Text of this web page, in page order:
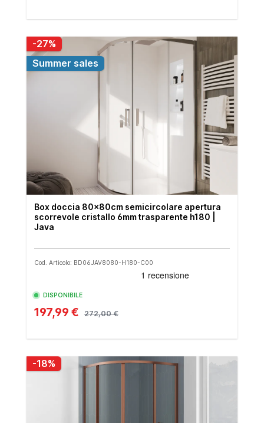
-27%
Summer sales
Box doccia 80x80cm semicircolare apertura
scorrevole cristallo 6mm trasparente h180 |
Java
Cod. Articolo: BD06JAV8080-H180-C00
DISPONIBILE
197,99 € 272,00 €
-18%